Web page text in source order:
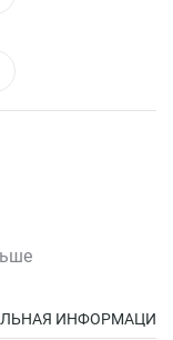
ИНФОРМАЦИЯ